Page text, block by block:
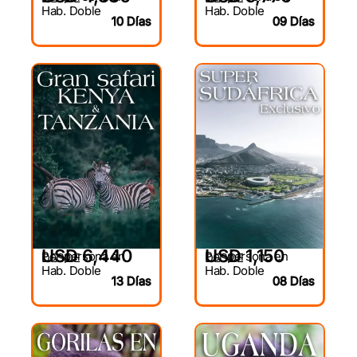
Hab. Doble
10 Días
Hab. Doble
09 Días
DESDE
USD 6,440
Por persona en
Hab. Doble
13 Días
DESDE
USD 1,150
Por persona en
Hab. Doble
08 Días